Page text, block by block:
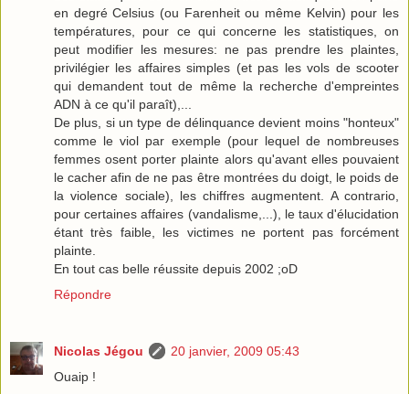
en degré Celsius (ou Farenheit ou même Kelvin) pour les
températures, pour ce qui concerne les statistiques, on
peut modifier les mesures: ne pas prendre les plaintes,
privilégier les affaires simples (et pas les vols de scooter
qui demandent tout de même la recherche d'empreintes
ADN à ce qu'il paraît),...
De plus, si un type de délinquance devient moins "honteux"
comme le viol par exemple (pour lequel de nombreuses
femmes osent porter plainte alors qu'avant elles pouvaient
le cacher afin de ne pas être montrées du doigt, le poids de
la violence sociale), les chiffres augmentent. A contrario,
pour certaines affaires (vandalisme,...), le taux d'élucidation
étant très faible, les victimes ne portent pas forcément
plainte.
En tout cas belle réussite depuis 2002 ;oD
Répondre
Nicolas Jégou
20 janvier, 2009 05:43
Ouaip !